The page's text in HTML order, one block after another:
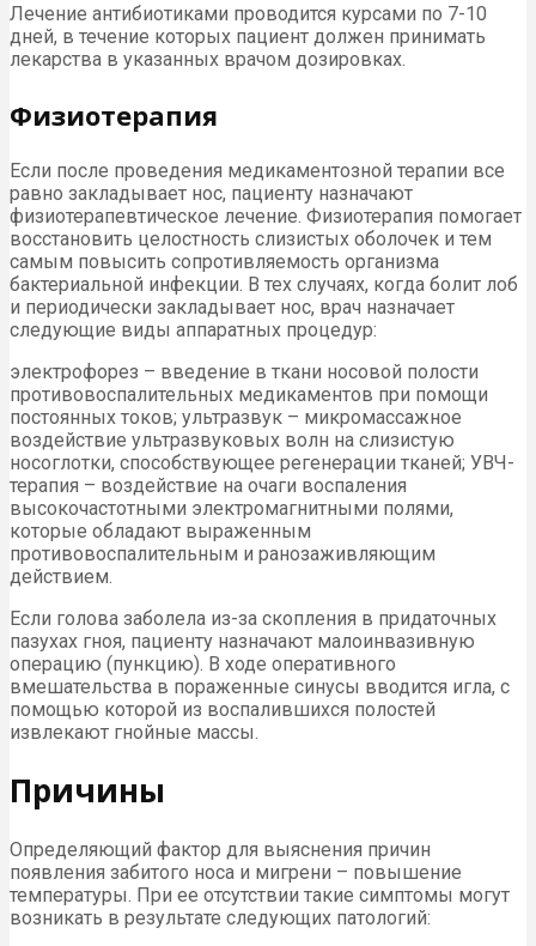
Лечение антибиотиками проводится курсами по 7-10
дней, в течение которых пациент должен принимать
лекарства в указанных врачом дозировках.
Физиотерапия
Если после проведения медикаментозной терапии все
равно закладывает нос, пациенту назначают
физиотерапевтическое лечение. Физиотерапия помогает
восстановить целостность слизистых оболочек и тем
самым повысить сопротивляемость организма
бактериальной инфекции. В тех случаях, когда болит лоб
и периодически закладывает нос, врач назначает
следующие виды аппаратных процедур:
электрофорез – введение в ткани носовой полости
противовоспалительных медикаментов при помощи
постоянных токов; ультразвук – микромассажное
воздействие ультразвуковых волн на слизистую
носоглотки, способствующее регенерации тканей; УВЧ-
терапия – воздействие на очаги воспаления
высокочастотными электромагнитными полями,
которые обладают выраженным
противовоспалительным и ранозаживляющим
действием.
Если голова заболела из-за скопления в придаточных
пазухах гноя, пациенту назначают малоинвазивную
операцию (пункцию). В ходе оперативного
вмешательства в пораженные синусы вводится игла, с
помощью которой из воспалившихся полостей
извлекают гнойные массы.
Причины
Определяющий фактор для выяснения причин
появления забитого носа и мигрени – повышение
температуры. При ее отсутствии такие симптомы могут
возникать в результате следующих патологий: